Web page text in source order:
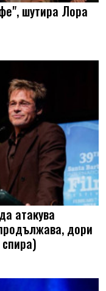
шутира Лора
атакува
дори